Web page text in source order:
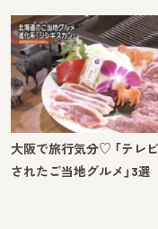
大阪で旅行気分♡ 「テレ
されたご当地グルメ」3選